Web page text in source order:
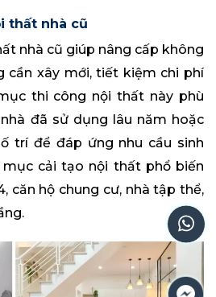
thất nhà cũ
nhà cũ giúp nâng cấp không
cần xây mới, tiết kiệm chi phí
thi công nội thất này phù
đã sử dụng lâu năm hoặc
trí để đáp ứng nhu cầu sinh
mục cải tạo nội thất phổ biến
căn hộ chung cư, nhà tập thể,